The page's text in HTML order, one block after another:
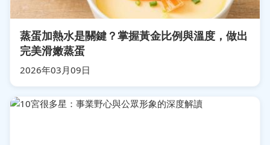
蒸蛋加熱水是關鍵？掌握黃金比例與溫度，做出
完美滑嫩蒸蛋
2026年03月09日